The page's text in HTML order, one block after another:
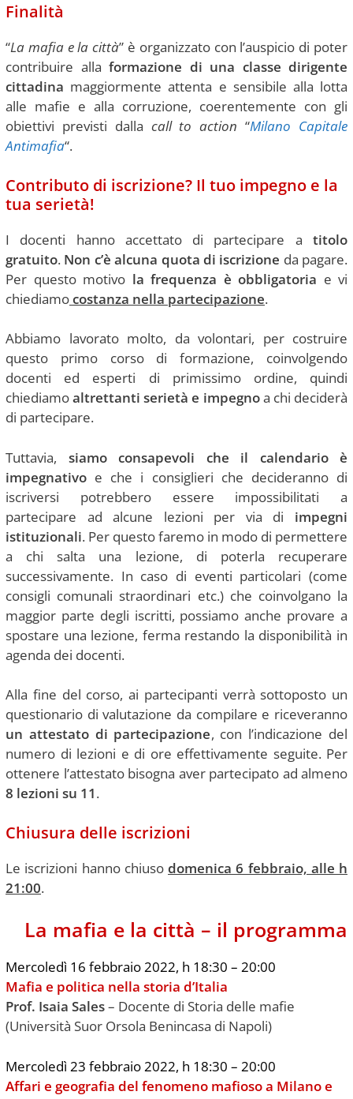
Finalità
“La mafia e la città” è organizzato con l’auspicio di poter
contribuire alla formazione di una classe dirigente
cittadina maggiormente attenta e sensibile alla lotta
alle mafie e alla corruzione, coerentemente con gli
obiettivi previsti dalla call to action “Milano Capitale
Antimafia“.
Contributo di iscrizione? Il tuo impegno e la
tua serietà!
I docenti hanno accettato di partecipare a titolo
gratuito. Non c’è alcuna quota di iscrizione da pagare.
Per questo motivo la frequenza è obbligatoria e vi
chiediamo costanza nella partecipazione.
Abbiamo lavorato molto, da volontari, per costruire
questo primo corso di formazione, coinvolgendo
docenti ed esperti di primissimo ordine, quindi
chiediamoaltrettanti serietà e impegnoa chi deciderà
di partecipare.
Tuttavia, siamo consapevoli che il calendario è
impegnativo e che i consiglieri che decideranno di
iscriversi potrebbero essere impossibilitati a
partecipare ad alcune lezioni per via di impegni
istituzionali. Per questo faremo in modo di permettere
a chi salta una lezione, di poterla recuperare
successivamente. In caso di eventi particolari (come
consigli comunali straordinari etc.) che coinvolgano la
maggior parte degli iscritti, possiamo anche provare a
spostare una lezione, ferma restando la disponibilità in
agenda dei docenti.
Alla fine del corso, ai partecipanti verrà sottoposto un
questionario di valutazione da compilare e riceveranno
un attestato di partecipazione, con l’indicazione del
numero di lezioni e di ore effettivamente seguite. Per
ottenere l’attestato bisogna aver partecipato ad almeno
8 lezioni su 11.
Chiusura delle iscrizioni
Le iscrizioni hanno chiuso domenica 6 febbraio, alle h
21:00.
La mafia e la città – il programma
Mercoledì 16 febbraio 2022, h 18:30 – 20:00
Mafia e politica nella storia d’Italia
Prof. Isaia Sales– Docente di Storia delle mafie
(Università Suor Orsola Benincasa di Napoli)
Mercoledì 23 febbraio 2022, h 18:30 – 20:00
Affari e geografia del fenomeno mafioso a Milano e